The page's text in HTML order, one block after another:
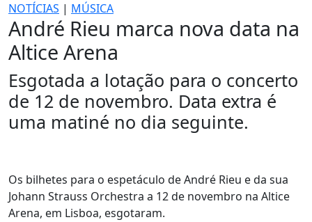
NOTÍCIAS | MÚSICA
André Rieu marca nova data na
Altice Arena
Esgotada a lotação para o concerto
de 12 de novembro. Data extra é
uma matiné no dia seguinte.
Os bilhetes para o espetáculo de André Rieu e da sua
Johann Strauss Orchestra a 12 de novembro na Altice
Arena, em Lisboa, esgotaram.